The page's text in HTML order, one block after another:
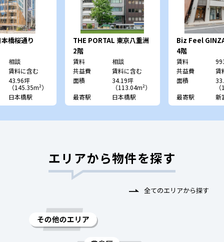
橋桜通り
相談
賃料に含む
43.96坪
（145.35m²）
日本橋駅
THE PORTAL 東京八重洲
2階
賃料
相談
共益費
賃料に含む
面積
34.19坪
（113.04m²）
最寄駅
日本橋駅
Biz Feel
SIDE
4階
賃料
共益費
賃
面積
最寄駅
新
エリアから物件を探す
全てのエリアから探す